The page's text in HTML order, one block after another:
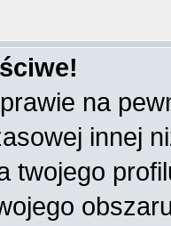
na
innej
twojego